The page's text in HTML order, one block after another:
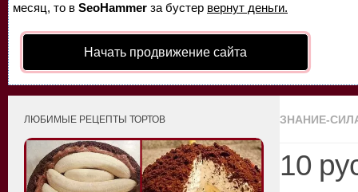
месяц, то в SeoHammer за бустер вернут деньги.
Начать продвижение сайта
ЗНАНИЕ-
10
ЛЮБИМЫЕ РЕЦЕПТЫ ТОРТОВ